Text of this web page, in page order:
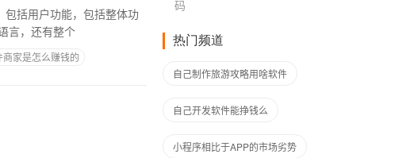
言，还有整个
商家是怎么赚钱的
码
热门频道
自己制作旅游攻略用啥软件
自己开发软件能挣钱么
小程序相比于APP的市场劣势